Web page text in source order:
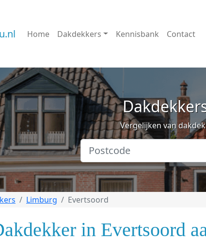
Home Dakdekkers Kennisbank Contact
Vergelijken van
Limburg Evertsoord
in Evertsoord